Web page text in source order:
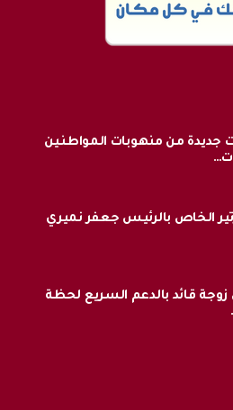
من منهوبات المواطنين
الخاص بالرئيس جعفر نميري
قائد بالدعم السريع لحظة